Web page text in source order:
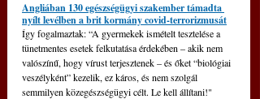
Angliában 130 egészségügyi szakember támadta
nyílt levélben a brit kormány covid-terrorizmusát
Így fogalmaztak: “A gyermekek ismételt tesztelése a
tünetmentes esetek felkutatása érdekében – akik nem
valószínű, hogy vírust terjesztenek – és őket “biológiai
veszélyként” kezelik, ez káros, és nem szolgál
semmilyen közegészségügyi célt. Le kell állítani!"